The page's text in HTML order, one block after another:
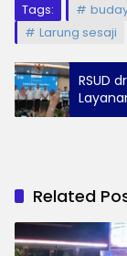
Tags:
Larung sesaji
RSUD
Related